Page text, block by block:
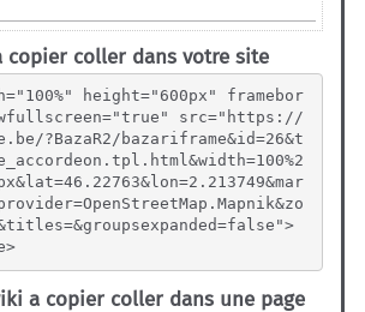
copier coller dans votre site
height="600px" framebor
src="https://
?BazaR2/bazariframe&id=26&t
a copier coller dans une page